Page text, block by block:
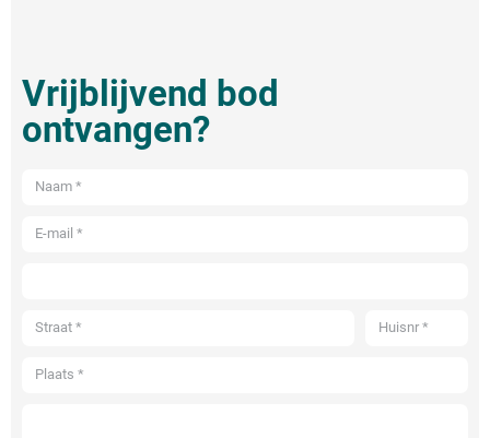
Vrijblijvend bod
ontvangen?